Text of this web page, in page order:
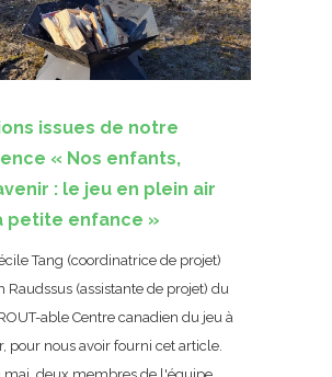
issues de notre
« Nos enfants,
: le jeu en plein air
petite enfance »
Tang (coordinatrice de projet)
Raudssus (assistante de projet) du
able Centre canadien du jeu à
pour nous avoir fourni cet article.